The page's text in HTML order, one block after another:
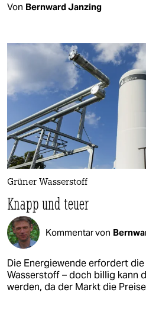
Von Bernward Janzing
Grüner Wasserstoff
Knapp und teuer
Kommentar von
Die Energiewende erfordert
Wasserstoff – doch billig kann
werden, da der Markt die